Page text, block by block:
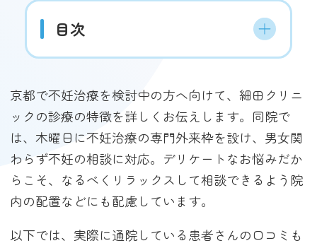
目次
京都で不妊治療を検討中の方へ向けて、細田クリニ
ックの診療の特徴を詳しくお伝えします。同院で
は、木曜日に不妊治療の専門外来枠を設け、男女関
わらず不妊の相談に対応。デリケートなお悩みだか
らこそ、なるべくリラックスして相談できるよう院
内の配置などにも配慮しています。
以下では、実際に通院している患者さんの口コミも